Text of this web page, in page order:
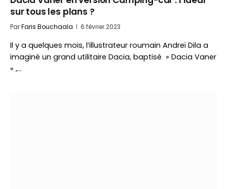
sur tous les plans ?
ParFaris Bouchaala 6 février 2023
Il y a quelques mois, l’illustrateur roumain Andreï Dila a
imaginé un grand utilitaire Dacia, baptisé » Dacia Vaner
« ,…